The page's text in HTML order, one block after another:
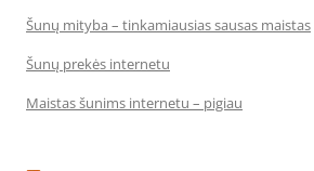
Šunų mityba – tinkamiausias sausas maistas
Šunų prekės internetu
Maistas šunims internetu – pigiau